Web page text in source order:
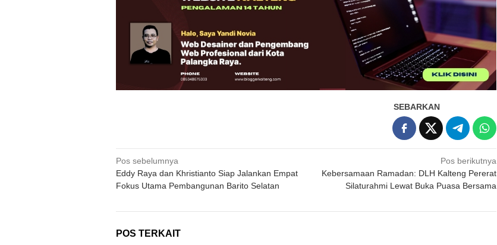
SEBARKAN
Navigasi
pos
Pos sebelumnya
Eddy Raya dan Khristianto Siap Jalankan Empat
Fokus Utama Pembangunan Barito Selatan
Pos berikutnya
Kebersamaan Ramadan: DLH Kalteng Pererat
Silaturahmi Lewat Buka Puasa Bersama
POS TERKAIT